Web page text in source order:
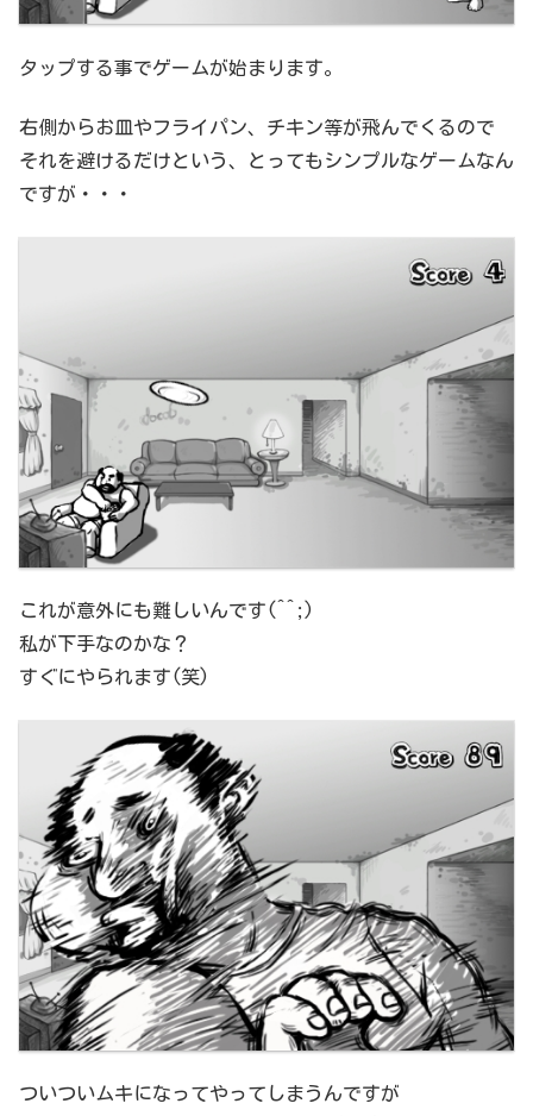
タップする事でゲームが始まります。
右側からお皿やフライパン、チキン等が飛んでくるので
それを避けるだけという、とってもシンプルなゲームなん
ですが・・・
これが意外にも難しいんです(^^;)
私が下手なのかな？
すぐにやられます(笑)
ついついムキになってやってしまうんですが